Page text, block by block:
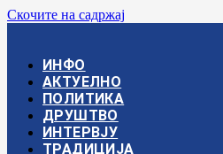
Скочите на садржај
ИНФО
АКТУЕЛНО
ПОЛИТИКА
ДРУШТВО
ИНТЕРВЈУ
ТРАДИЦИЈА